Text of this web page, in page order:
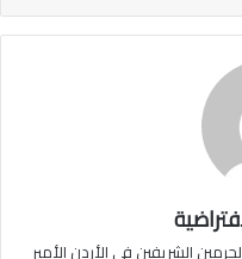
الشريفين في الأردن الأمير